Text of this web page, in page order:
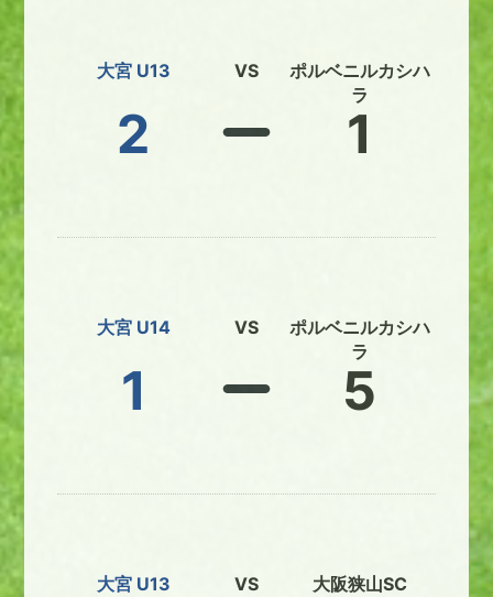
大宮 U13
2
VS
ポルベニルカシハ
ラ
1
大宮 U14
1
VS
ポルベニルカシハ
ラ
5
大宮 U13 VS 大阪狭山SC